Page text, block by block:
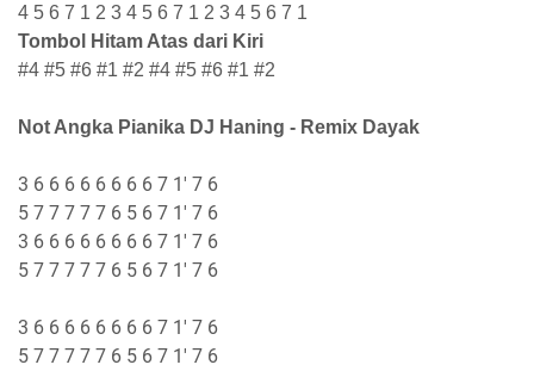
4 5 6 7 1 2 3 4 5 6 7 1 2 3 4 5 6 7 1
Tombol Hitam Atas dari Kiri
#4 #5 #6 #1 #2 #4 #5 #6 #1 #2
Not Angka Pianika DJ Haning - Remix Dayak
3 6 6 6 6 6 6 6 6 7 1' 7 6
5 7 7 7 7 7 6 5 6 7 1' 7 6
3 6 6 6 6 6 6 6 6 7 1' 7 6
5 7 7 7 7 7 6 5 6 7 1' 7 6
3 6 6 6 6 6 6 6 6 7 1' 7 6
5 7 7 7 7 7 6 5 6 7 1' 7 6